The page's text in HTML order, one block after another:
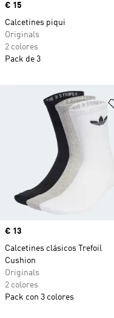
Precio
€ 15
Calcetines piqui
Originals
2 colores
Pack de 3
Precio
€ 13
Calcetines clásicos Trefoil
Cushion
Originals
2 colores
Pack con 3 colores